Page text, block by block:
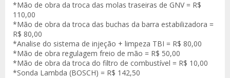
*Mão de obra da troca das molas traseiras de GNV = R$
110,00
*Mão de obra da troca das buchas da barra estabilizadora =
R$ 80,00
*Analise do sistema de injeção + limpeza TBI = R$ 80,00
*Mão de obra regulagem freio de mão = R$ 50,00
*Mão de obra da troca do filtro de combustível = R$ 10,00
*Sonda Lambda (BOSCH) = R$ 142,50